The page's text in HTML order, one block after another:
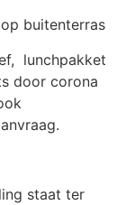
buitenterras
lunchpakket
door corona
staat ter